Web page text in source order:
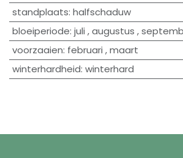
standplaats: halfschaduw
bloeiperiode: juli ,augustus ,
voorzaaien: februari ,maart
winterhardheid: winterhard